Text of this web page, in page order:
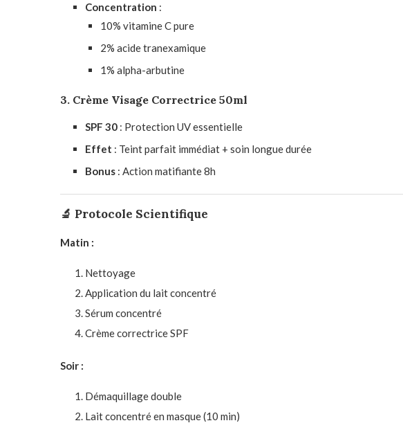
Concentration :
10% vitamine C pure
2% acide tranexamique
1% alpha-arbutine
3. Crème Visage Correctrice 50ml
SPF 30 : Protection UV essentielle
Effet : Teint parfait immédiat + soin longue durée
Bonus : Action matifiante 8h
🔬 Protocole Scientifique
Matin :
Nettoyage
Application du lait concentré
Sérum concentré
Crème correctrice SPF
Soir :
Démaquillage double
Lait concentré en masque (10 min)